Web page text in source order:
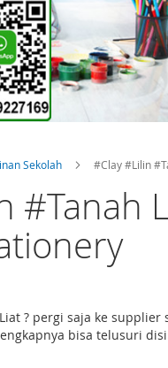
Sekolah #Clay #Lilin
#Tanah
? pergi saja ke
bisa telusuri